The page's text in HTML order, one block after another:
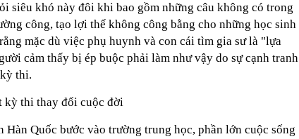
siêu khó này đôi khi bao gồm những câu không có trong
công, tạo lợi thế không công bằng cho những học sinh
mặc dù việc phụ huynh và con cái tìm gia sư là "lựa
cảm thấy bị ép buộc phải làm như vậy do sự cạnh tranh
thi.
kỳ thi thay đổi cuộc đời
Quốc bước vào trường trung học, phần lớn cuộc sống